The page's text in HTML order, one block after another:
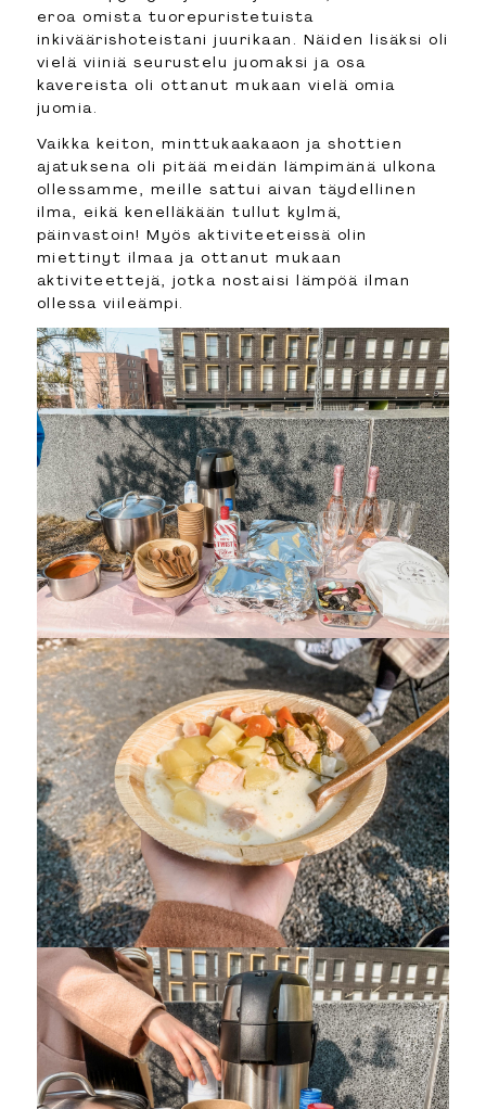
eroa omista tuorepuristetuista
inkiväärishoteistani juurikaan. Näiden lisäksi oli
vielä viiniä seurustelu juomaksi ja osa
kavereista oli ottanut mukaan vielä omia
juomia.
Vaikka keiton, minttukaakaaon ja shottien
ajatuksena oli pitää meidän lämpimänä ulkona
ollessamme, meille sattui aivan täydellinen
ilma, eikä kenelläkään tullut kylmä,
päinvastoin! Myös aktiviteeteissä olin
miettinyt ilmaa ja ottanut mukaan
aktiviteettejä, jotka nostaisi lämpöä ilman
ollessa viileämpi.